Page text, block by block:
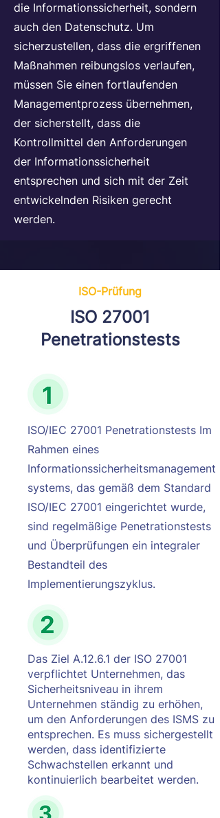
die Informationssicherheit, sondern
auch den Datenschutz. Um
sicherzustellen, dass die ergriffenen
Maßnahmen reibungslos verlaufen,
müssen Sie einen fortlaufenden
Managementprozess übernehmen,
der sicherstellt, dass die
Kontrollmittel den Anforderungen
der Informationssicherheit
entsprechen und sich mit der Zeit
entwickelnden Risiken gerecht
werden.
ISO-Prüfung
ISO 27001
Penetrationstests
ISO/IEC 27001 Penetrationstests Im
Rahmen eines
Informationssicherheitsmanagement
systems, das gemäß dem Standard
ISO/IEC 27001 eingerichtet wurde,
sind regelmäßige Penetrationstests
und Überprüfungen ein integraler
Bestandteil des
Implementierungszyklus.
Das Ziel A.12.6.1 der ISO 27001
verpflichtet Unternehmen, das
Sicherheitsniveau in ihrem
Unternehmen ständig zu erhöhen,
um den Anforderungen des ISMS zu
entsprechen. Es muss sichergestellt
werden, dass identifizierte
Schwachstellen erkannt und
kontinuierlich bearbeitet werden.